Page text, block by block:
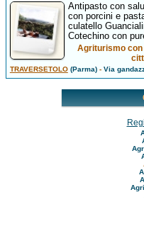
Antipasto con
con porcini e
culatello
Cotechino con
Agriturismo con
TRAVERSETOLO(Parma) -Via